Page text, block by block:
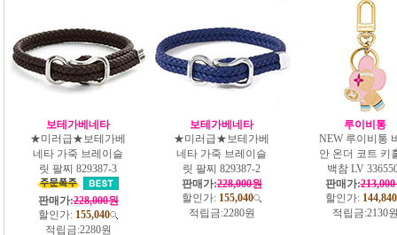
보테가베네타
★미러급★보테가베
네타 가죽 브레이슬
릿 팔찌 829387-3
판매가:228,000원
할인가: 155,040
적립금:2280원
보테가베네타
★미러급★보테가베
네타 가죽 브레이슬
릿 팔찌 829387-2
판매가:228,000원
할인가: 155,040
적립금:2280원
루이비통
NEW 루이비통
안 온더 코트 키
백참 LV
판매가:
할인가: 144,840
적립금:2130